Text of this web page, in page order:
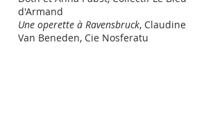
d'Armand
Une operette à Ravensbruck, Claudine
Van Beneden, Cie Nosferatu